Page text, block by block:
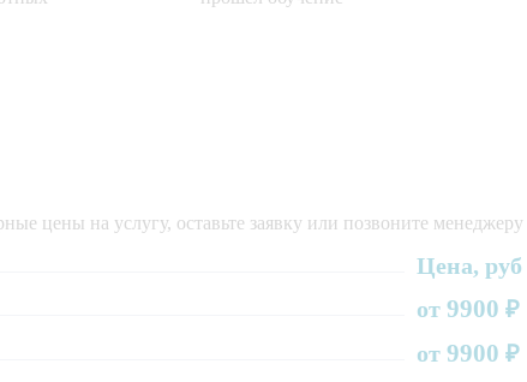
цены на услугу, оставьте заявку или позвоните
Цена, руб
от 9900 ₽
от 9900 ₽